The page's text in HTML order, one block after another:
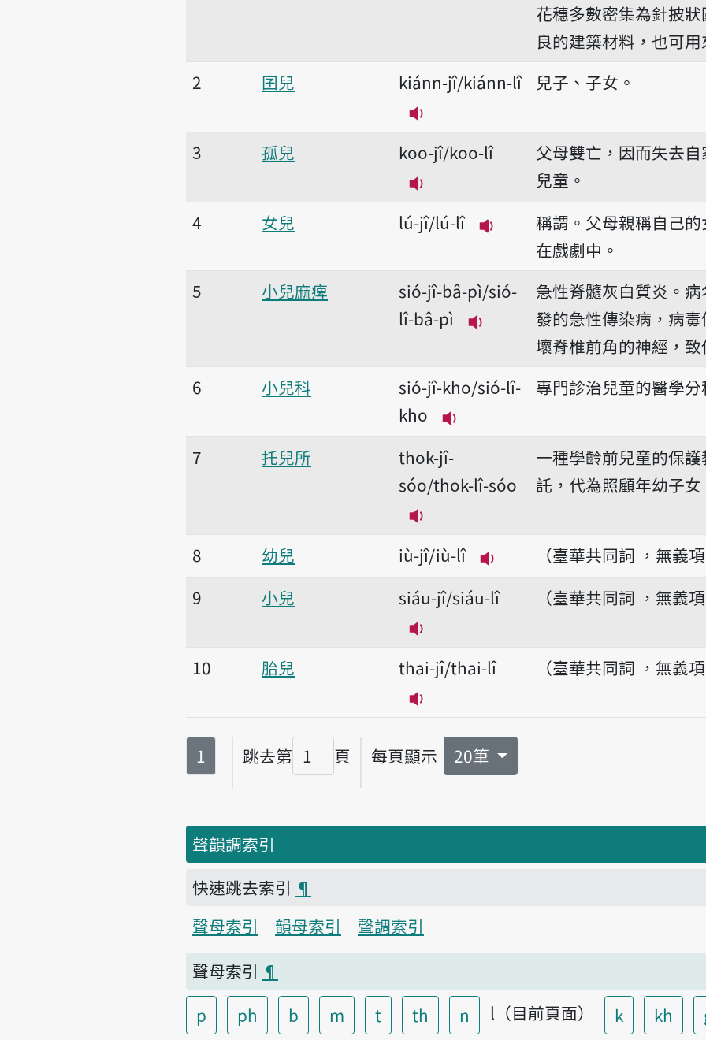
花穗多數密集為針披
良的建築材料，也可用
2
囝兒 kiánn-jî/kiánn-lî
播放音讀kiánn-jî/kiánn-lî
兒子、子女。
3 孤兒 koo-jî/koo-lî
播放音讀koo-jî/koo-lî
父母雙亡，因而失去
兒童。
4
女兒
lú-jî/lú-lî
播放音讀lú-jî/lú-lî
稱謂。父母親稱自己
在戲劇中。
5
小兒麻痺
sió-jî-bâ-pì/sió-
lî-bâ-pì
播放音讀sió-jî-bâ-pì/sió-lî-bâ-
急性脊髓灰白質炎。
發的急性傳染病，病
壞脊椎前角的神經，致
6
小兒科
sió-jî-kho/sió-lî-
kho
播放音讀sió-jî-kho/sió-lî-kho
專門診治兒童的醫學分
7 托兒所
thok-jî-
sóo/thok-lî-sóo
播放音讀thok-jî-sóo/thok-lî-sóo
一種學齡前兒童的保
託，代為照顧年幼子女
8 幼兒
iù-jî/iù-lî
播放音讀iù-jî/iù-lî
（臺華共同詞 ，無義項
9
小兒 siáu-jî/siáu-lî
播放音讀siáu-jî/siáu-lî
（臺華共同詞 ，無義項
10 胎兒 thai-jî/thai-lî
播放音讀thai-jî/thai-lî
（臺華共同詞 ，無義項
第
1 跳去第
頁碼
頁 每頁顯示 20筆
聲韻調索引
快速跳去索引 ¶
聲母索引
韻母索引
聲調索引
聲母索引 ¶
p
ph b m t th n l（目前頁面） k kh